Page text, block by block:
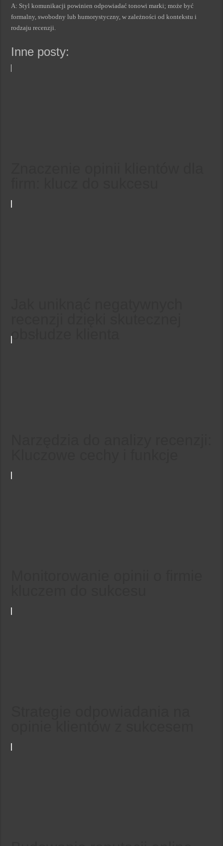
A: Styl komunikacji powinien odpowiadać tonowi marki; może być
formalny, swobodny lub humorystyczny, w zależności od kontekstu i
rodzaju recenzji.
Inne posty:
obsłudze klienta